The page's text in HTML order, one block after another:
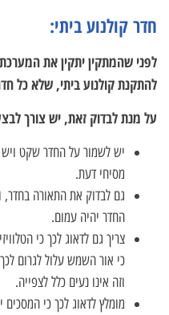
חדר קולנוע ביתי:
לפני שהמתקין יתקין את
להתקנת קולנוע ביתי, שלא כל
על מנת לבדוק זאת, יש צורך
יש לשמור על החדר שקט
מסיחי דעת.
גם לבדוק את התאורה בחדר,
החדר יהיה עמום.
צריך גם לדאוג לכך כי
כי אור השמש עלול לגרום
וזה אינו נעים כלל לצפייה.
מומלץ לדאוג לכך כי המסכים